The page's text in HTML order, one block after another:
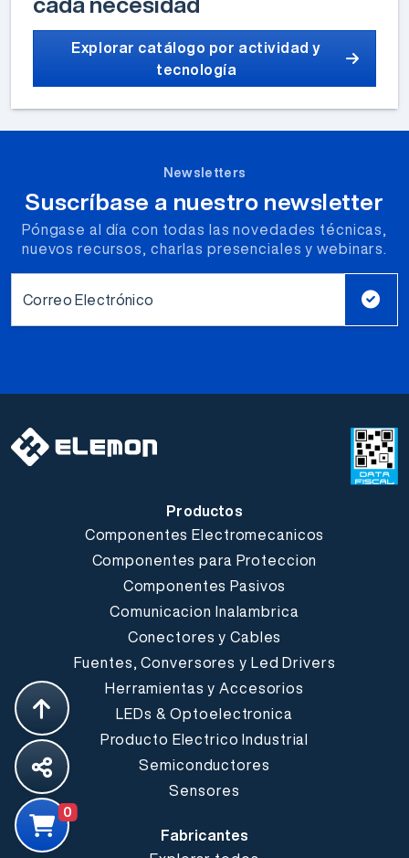
Explorar catálogo por actividad y
tecnología
Newsletters
Suscríbase a nuestro newsletter
Póngase al día con todas las novedades técnicas,
nuevos recursos, charlas presenciales y webinars.
Correo Electrónico
Productos
Componentes Electromecanicos
Componentes para Proteccion
Componentes Pasivos
Comunicacion Inalambrica
Conectores y Cables
Fuentes, Conversores y Led Drivers
Herramientas y Accesorios
LEDs & Optoelectronica
Producto Electrico Industrial
Semiconductores
Sensores
Fabricantes
0